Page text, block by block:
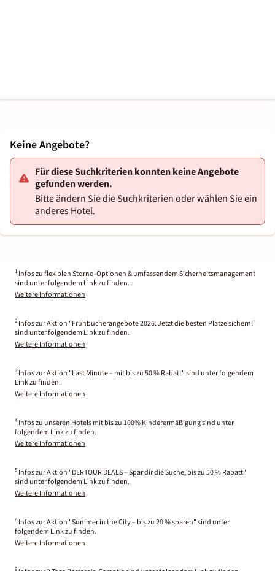
Keine Angebote?
Für diese Suchkriterien konnten keine Angebote
gefunden werden.
Bitte ändern Sie die Suchkriterien oder wählen Sie ein
anderes Hotel.
1 Infos zu flexiblen Storno-Optionen & umfassendem Sicherheitsmanagement
sind unter folgendem Link zu finden.
Weitere Informationen
2 Infos zur Aktion "Frühbucherangebote 2026: Jetzt die besten Plätze sichern!"
sind unter folgendem Link zu finden.
Weitere Informationen
3 Infos zur Aktion "Last Minute – mit bis zu 50 % Rabatt" sind unter folgendem
Link zu finden.
Weitere Informationen
4 Infos zu unseren Hotels mit bis zu 100% Kinderermäßigung sind unter
folgendem Link zu finden.
Weitere Informationen
5 Infos zur Aktion "DERTOUR DEALS – Spar dir die Suche, bis zu 50 % Rabatt"
sind unter folgendem Link zu finden.
Weitere Informationen
6 Infos zur Aktion "Summer in the City – bis zu 20 % sparen" sind unter
folgendem Link zu finden.
Weitere Informationen